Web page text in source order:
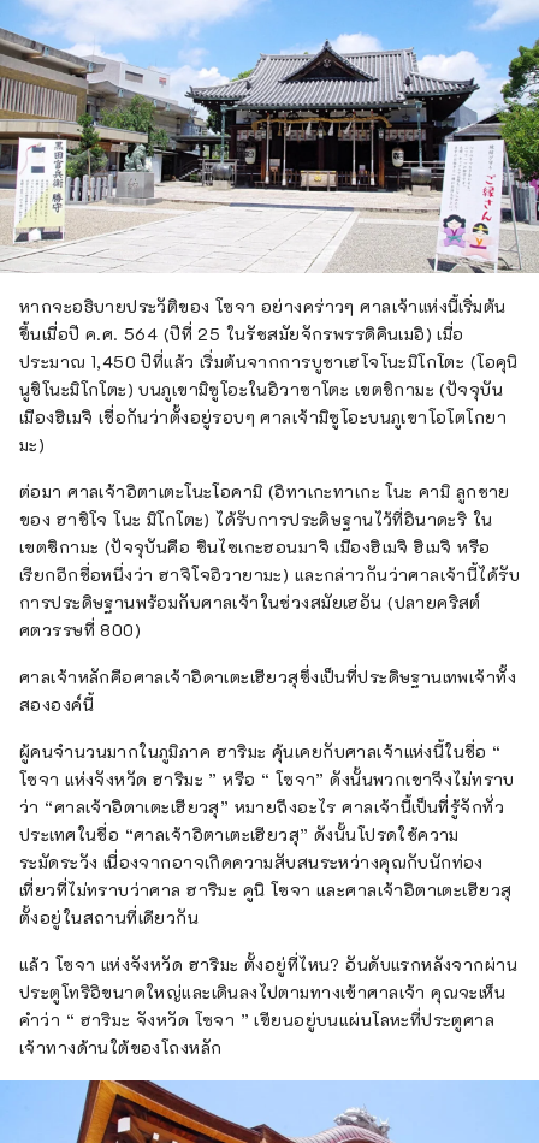
หากจะอธิบายประวัติของ โซจา อย่างคร่าวๆ ศาลเจ้าแห่งนี้เริ่มต้น
ขึ้นเมื่อปี ค.ศ. 564 (ปีที่ 25 ในรัชสมัยจักรพรรดิคินเมอิ) เมื่อ
ประมาณ 1,450 ปีที่แล้ว เริ่มต้นจากการบูชาเฮโจโนะมิโกโตะ (โอคุนิ
นูชิโนะมิโกโตะ) บนภูเขามิซูโอะในอิวาซาโตะ เขตชิกามะ (ปัจจุบัน
เมืองฮิเมจิ เชื่อกันว่าตั้งอยู่รอบๆ ศาลเจ้ามิซูโอะบนภูเขาโอโตโกยา
มะ)
ต่อมา ศาลเจ้าอิตาเตะโนะโอคามิ (อิทาเกะทาเกะ โนะ คามิ ลูกชาย
ของ ฮาชิโจ โนะ มิโกโตะ) ได้รับการประดิษฐานไว้ที่อินาดะริ ใน
เขตชิกามะ (ปัจจุบันคือ ชินไซเกะฮอนมาจิ เมืองฮิเมจิ ฮิเมจิ หรือ
เรียกอีกชื่อหนึ่งว่า ฮาจิโจอิวายามะ) และกล่าวกันว่าศาลเจ้านี้ได้รับ
การประดิษฐานพร้อมกับศาลเจ้าในช่วงสมัยเฮอัน (ปลายคริสต์
ศตวรรษที่ 800)
ศาลเจ้าหลักคือศาลเจ้าอิดาเตะเฮียวสุซึ่งเป็นที่ประดิษฐานเทพเจ้าทั้ง
สององค์นี้
ผู้คนจำนวนมากในภูมิภาค ฮาริมะ คุ้นเคยกับศาลเจ้าแห่งนี้ในชื่อ “
โซจา แห่งจังหวัด ฮาริมะ ” หรือ “ โซจา” ดังนั้นพวกเขาจึงไม่ทราบ
ว่า “ศาลเจ้าอิตาเตะเฮียวสุ” หมายถึงอะไร ศาลเจ้านี้เป็นที่รู้จักทั่ว
ประเทศในชื่อ “ศาลเจ้าอิตาเตะเฮียวสุ” ดังนั้นโปรดใช้ความ
ระมัดระวัง เนื่องจากอาจเกิดความสับสนระหว่างคุณกับนักท่อง
เที่ยวที่ไม่ทราบว่าศาล ฮาริมะ คูนิ โซจา และศาลเจ้าอิตาเตะเฮียวสุ
ตั้งอยู่ในสถานที่เดียวกัน
แล้ว โซจา แห่งจังหวัด ฮาริมะ ตั้งอยู่ที่ไหน? อันดับแรกหลังจากผ่าน
ประตูโทริอิขนาดใหญ่และเดินลงไปตามทางเข้าศาลเจ้า คุณจะเห็น
คำว่า “ ฮาริมะ จังหวัด โซจา ” เขียนอยู่บนแผ่นโลหะที่ประตูศาล
เจ้าทางด้านใต้ของโถงหลัก